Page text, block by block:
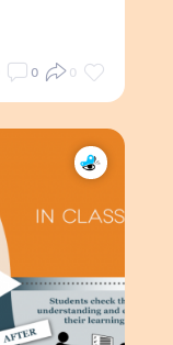
0 0